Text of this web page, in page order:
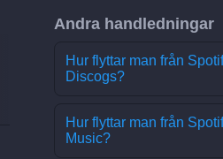
Andra handledningar
Hur flyttar man från
Discogs?
Hur flyttar man från
Music?